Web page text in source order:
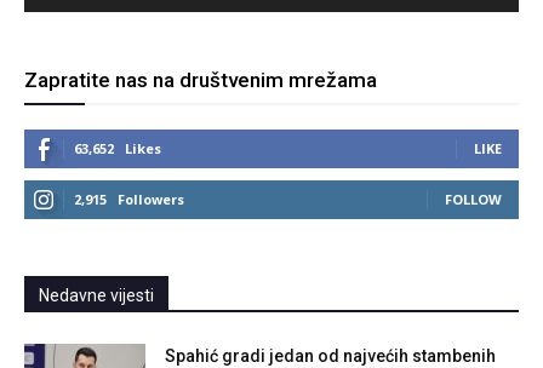
Zapratite nas na društvenim mrežama
63,652 Likes LIKE
2,915 Followers FOLLOW
Nedavne vijesti
Spahić gradi jedan od najvećih stambenih